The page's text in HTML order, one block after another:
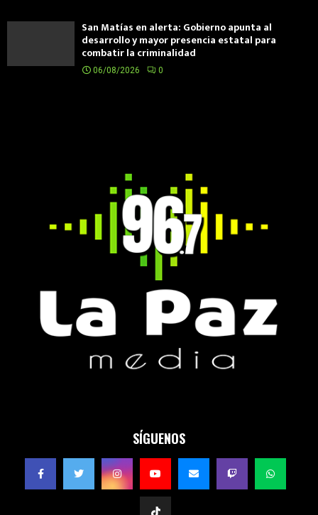
San Matías en alerta: Gobierno apunta al
desarrollo y mayor presencia estatal para
combatir la criminalidad
06/08/2026 0
SÍGUENOS